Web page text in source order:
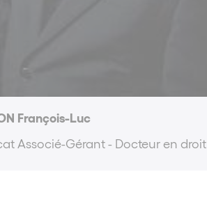
François-Luc
Associé-Gérant - Docteur en droit